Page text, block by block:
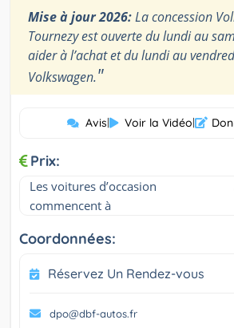
Mise à jour 2026:La concession
Tournezy est ouverte du lundi au
aider à l’achat et du lundi au
Volkswagen."
Avis| Voir la Vidéo|
Prix:
Les voitures d’occasion
commencent à
Coordonnées:
Réservez Un Rendez-vous
dpo@dbf-autos.fr